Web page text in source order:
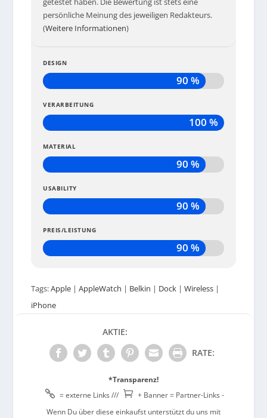
persönliche Meinung des jeweiligen Redakteurs.
(Weitere Informationen)
DESIGN
90 %
VERARBEITUNG
100 %
MATERIAL
90 %
USABILITY
90 %
PREIS/LEISTUNG
90 %
Tags:Apple |AppleWatch | Belkin | Dock |Wireless |
iPhone
AKTIE:
RATE:
*Transparenz!
 = externe Links ///  + Banner = Partner-Links -
Wenn Du über diese einkaufst unterstützt du uns mit